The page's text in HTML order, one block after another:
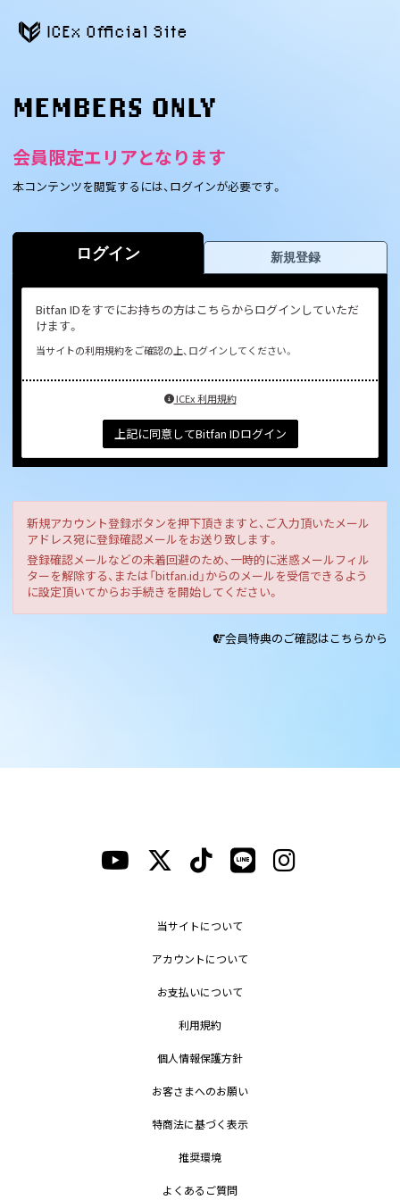
ICEx Official Site
MEMBERS ONLY
会員限定エリアとなります
本コンテンツを閲覧するには、ログインが必要です。
ログイン 新規登録
Bitfan IDをすでにお持ちの方はこちらからログインしていただ
けます。
当サイトの利用規約をご確認の上、ログインしてください。
ICEx 利用規約
上記に同意してBitfan IDログイン
新規アカウント登録ボタンを押下頂きますと、ご入力頂いたメール
アドレス宛に登録確認メールをお送り致します。
登録確認メールなどの未着回避のため、一時的に迷惑メールフィル
ターを解除する、または「bitfan.id」からのメールを受信できるよう
に設定頂いてからお手続きを開始してください。
会員特典のご確認はこちらから
当サイトについて
アカウントについて
お支払いについて
利用規約
個人情報保護方針
お客さまへのお願い
特商法に基づく表示
推奨環境
よくあるご質問